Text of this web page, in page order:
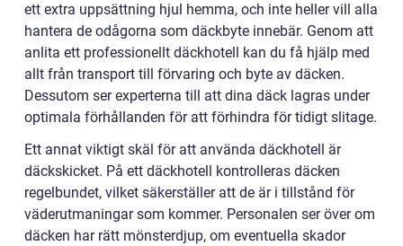
ett extra uppsättning hjul hemma, och inte heller vill alla
hantera de odågorna som däckbyte innebär. Genom att
anlita ett professionellt däckhotell kan du få hjälp med
allt från transport till förvaring och byte av däcken.
Dessutom ser experterna till att dina däck lagras under
optimala förhållanden för att förhindra för tidigt slitage.
Ett annat viktigt skäl för att använda däckhotell är
däckskicket. På ett däckhotell kontrolleras däcken
regelbundet, vilket säkerställer att de är i tillstånd för
väderutmaningar som kommer. Personalen ser över om
däcken har rätt mönsterdjup, om eventuella skador